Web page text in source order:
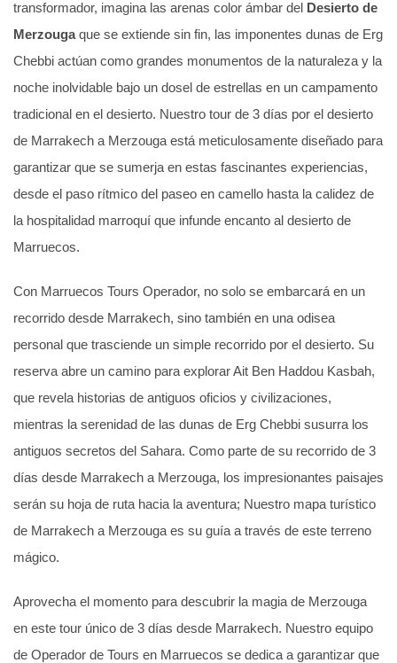
transformador, imagina las arenas color ámbar del Desierto de
Merzougaque se extiende sin fin, las imponentes dunas de Erg
Chebbi actúan como grandes monumentos de la naturaleza y la
noche inolvidable bajo un dosel de estrellas en un campamento
tradicional en el desierto. Nuestro tour de 3 días por el desierto
de Marrakech a Merzouga está meticulosamente diseñado para
garantizar que se sumerja en estas fascinantes experiencias,
desde el paso rítmico del paseo en camello hasta la calidez de
la hospitalidad marroquí que infunde encanto al desierto de
Marruecos.
Con Marruecos Tours Operador, no solo se embarcará en un
recorrido desde Marrakech, sino también en una odisea
personal que trasciende un simple recorrido por el desierto. Su
reserva abre un camino para explorar Ait Ben Haddou Kasbah,
que revela historias de antiguos oficios y civilizaciones,
mientras la serenidad de las dunas de Erg Chebbi susurra los
antiguos secretos del Sahara. Como parte de su recorrido de 3
días desde Marrakech a Merzouga, los impresionantes paisajes
serán su hoja de ruta hacia la aventura; Nuestro mapa turístico
de Marrakech a Merzouga es su guía a través de este terreno
mágico.
Aprovecha el momento para descubrir la magia de Merzouga
en este tour único de 3 días desde Marrakech. Nuestro equipo
de Operador de Tours en Marruecos se dedica a garantizar que